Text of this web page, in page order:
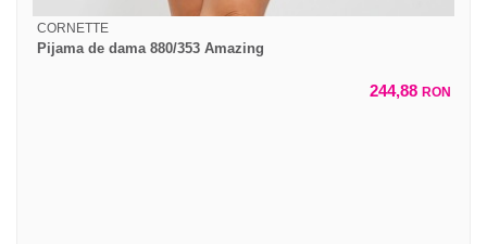
CORNETTE
Pijama de dama 880/353 Amazing
244,88 RON